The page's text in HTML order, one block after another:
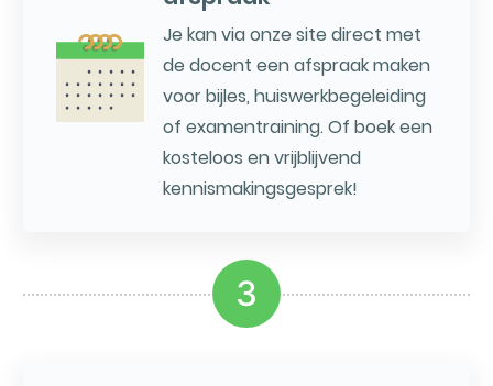
Je kan via onze site direct met
de docent een afspraak maken
voor bijles, huiswerkbegeleiding
of examentraining. Of boek een
kosteloos en vrijblijvend
kennismakingsgesprek!
3